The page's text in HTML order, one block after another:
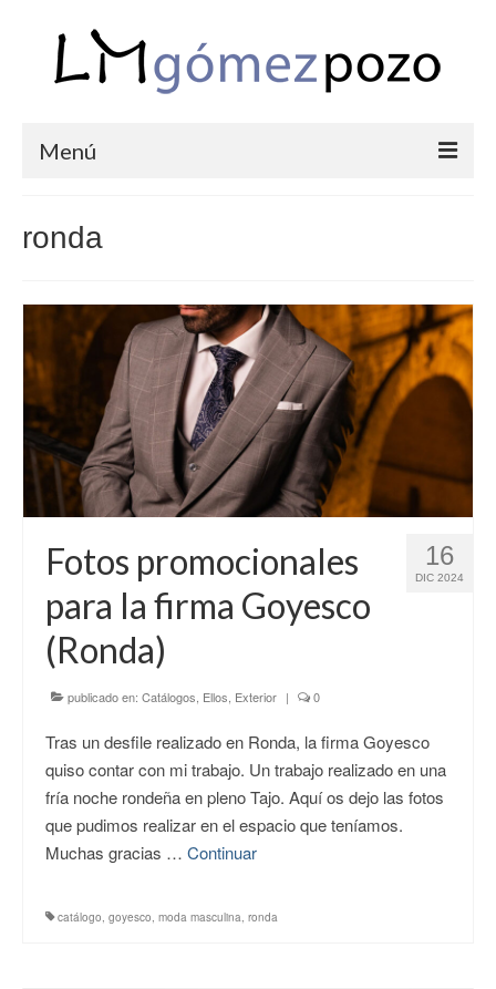
Menú
COMUNIONES
CORPORATIVAS
SEMANA SANTA
BLOG
SOBRE LM
ronda
16
DIC 2024
Fotos promocionales
para la firma Goyesco
(Ronda)
publicado en: Catálogos Ellos Exterior | 0
Tras un desfile realizado en Ronda, la firma Goyesco
quiso contar con mi trabajo. Un trabajo realizado en una
fría noche rondeña en pleno Tajo. Aquí os dejo las fotos
que pudimos realizar en el espacio que teníamos.
Muchas gracias … Continuar
catálogo, goyesco, moda masculina, ronda